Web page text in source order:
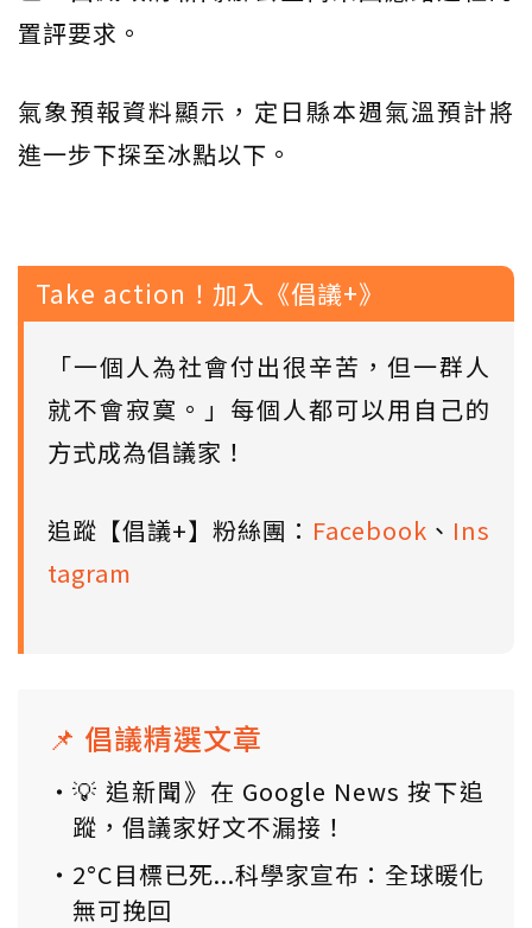
置評要求。
氣象預報資料顯示，定日縣本週氣溫預計將
進一步下探至冰點以下。
Take action！加入《倡議+》
「一個人為社會付出很辛苦，但一群人
就不會寂寞。」每個人都可以用自己的
方式成為倡議家！
追蹤【倡議+】粉絲團： Facebook 、 Ins
tagram
📌 倡議精選文章
💡 追新聞》在 Google News 按下追
蹤，倡議家好文不漏接！
2°C目標已死...科學家宣布：全球暖化
無可挽回